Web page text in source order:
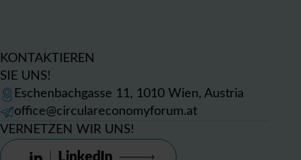
KONTAKTIEREN
SIE UNS!
Eschenbachgasse 11, 1010 Wien, Austria
office@circulareconomyforum.at
VERNETZEN WIR UNS!
LinkedIn